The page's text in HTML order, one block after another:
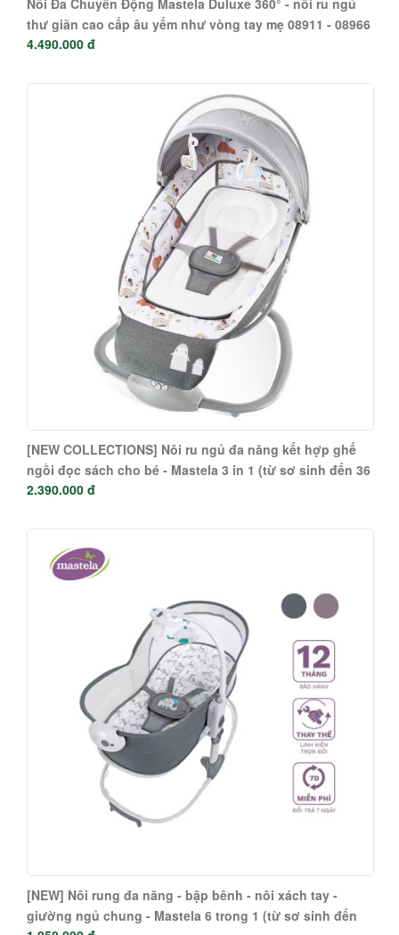
thư giãn cao cấp âu yếm như vòng tay mẹ 08911 - 08966
- 08977
4.490.000 đ
[NEW COLLECTIONS] Nôi ru ngủ đa năng kết hợp ghế
ngồi đọc sách cho bé - Mastela 3 in 1 (từ sơ sinh đến 36
tháng) 8207 - 8208 - 8209
2.390.000 đ
[NEW] Nôi rung đa năng - bập bênh - nôi xách tay -
giường ngủ chung - Mastela 6 trong 1 (từ sơ sinh đến